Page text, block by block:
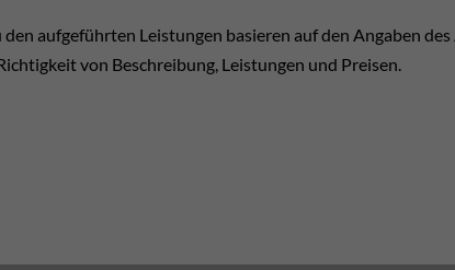
den aufgeführten Leistungen basieren auf den Angaben
von Beschreibung, Leistungen und Preisen.